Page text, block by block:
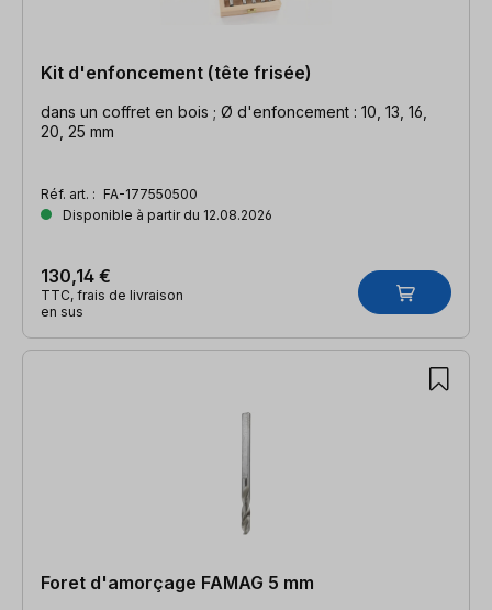
Kit d'enfoncement (tête frisée)
dans un coffret en bois ; Ø d'enfoncement : 10, 13, 16,
20, 25 mm
Réf. art. : FA-177550500
Disponible à partir du 12.08.2026
130,14 €
TTC, frais de livraison
en sus
Foret d'amorçage FAMAG 5 mm